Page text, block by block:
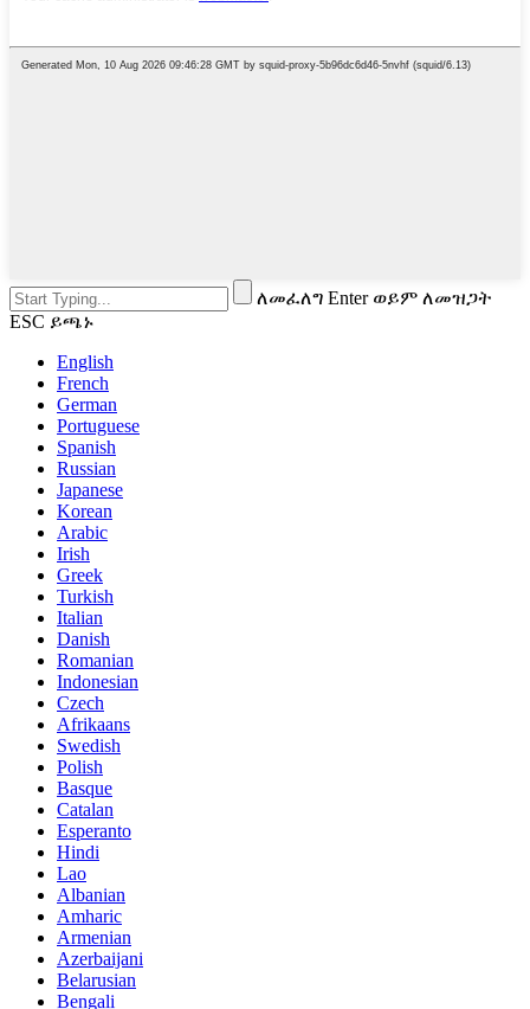
ለመፈለግ Enter ወይም ለመዝጋት
ESC ይጫኑ
English
French
German
Portuguese
Spanish
Russian
Japanese
Korean
Arabic
Irish
Greek
Turkish
Italian
Danish
Romanian
Indonesian
Czech
Afrikaans
Swedish
Polish
Basque
Catalan
Esperanto
Hindi
Lao
Albanian
Amharic
Armenian
Azerbaijani
Belarusian
Bengali